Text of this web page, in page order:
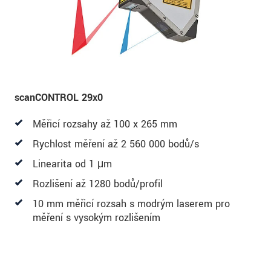
scanCONTROL 29x0
Měřicí rozsahy až 100 x 265 mm
Rychlost měření až 2 560 000 bodů/s
Linearita od 1 μm
Rozlišení až 1280 bodů/profil
10 mm měřicí rozsah s modrým laserem pro
měření s vysokým rozlišením